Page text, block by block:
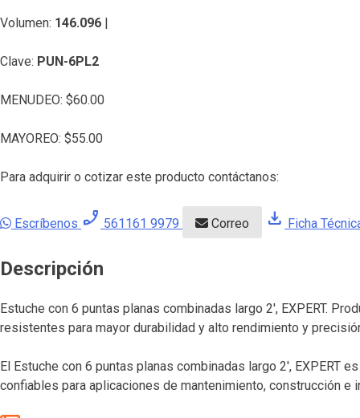
Volumen: 146.096
Clave: PUN-6PL2
MENUDEO: $60.00
MAYOREO: $55.00
Para adquirir o cotizar este producto contáctanos:
Escríbenos phone_enabled 561161 9979 Correo download Ficha
Descripción
Estuche con 6 puntas planas combinadas largo 2′, EXPERT.
resistentes para mayor durabilidad y alto rendimiento y
El Estuche con 6 puntas planas combinadas largo 2′,
confiables para aplicaciones de mantenimiento, construcción e